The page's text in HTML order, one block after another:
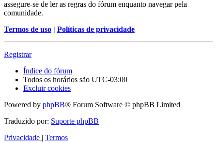
assegure-se de ler as regras do fórum enquanto navegar pela
comunidade.
Termos de uso | Políticas de privacidade
Registrar
Índice do fórum
Todos os horários são UTC-03:00
Excluir cookies
Powered by phpBB® Forum Software © phpBB Limited
Traduzido por: Suporte phpBB
Privacidade | Termos